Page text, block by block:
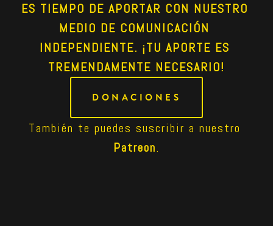
ES TIEMPO DE APORTAR CON NUESTRO
MEDIO DE COMUNICACIÓN
INDEPENDIENTE. ¡TU APORTE ES
TREMENDAMENTE NECESARIO!
DONACIONES
Patreon.